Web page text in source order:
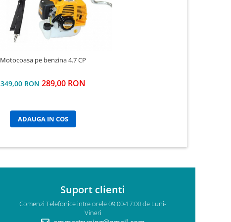
Motocoasa pe benzina 4.7 CP
349,00 RON289,00 RON
ADAUGA IN COS
Suport clienti
Comenzi Telefonice intre orele 09:00-17:00 de Luni-
Vineri